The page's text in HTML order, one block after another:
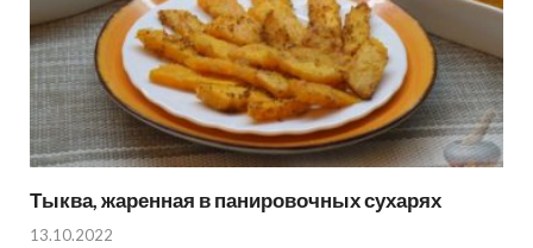
Тыква, жаренная в панировочных сухарях
13.10.2022